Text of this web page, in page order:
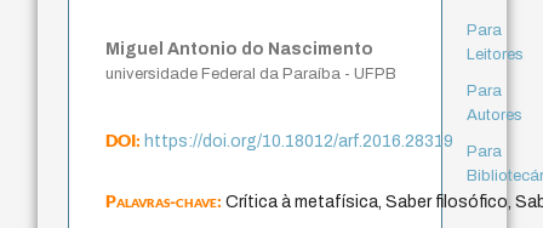
Miguel Antonio do Nascimento
universidade Federal da Paraíba - UFPB
DOI:https://doi.org/10.18012/arf.2016.28319
Palavras-chave:Crítica à metafísica, Saber filosófico,
Para
Leitores
Para
Autores
Para